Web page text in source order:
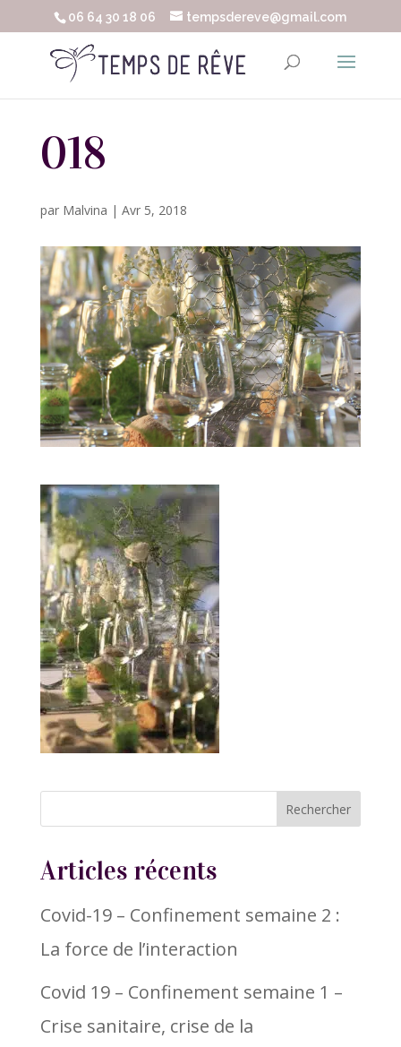
06 64 30 18 06 tempsdereve@gmail.com
018
par Malvina | Avr 5, 2018
Articles récents
Covid-19 – Confinement semaine 2 :
La force de l’interaction
Covid 19 – Confinement semaine 1 –
Crise sanitaire, crise de la